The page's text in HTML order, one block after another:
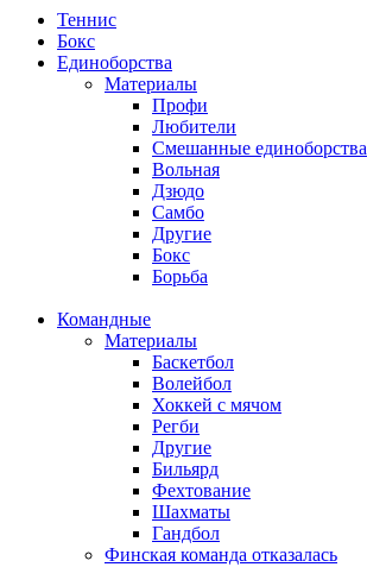
Теннис
Бокс
Единоборства
Материалы
Профи
Любители
Смешанные единоборства
Вольная
Дзюдо
Самбо
Другие
Бокс
Борьба
Командные
Материалы
Баскетбол
Волейбол
Хоккей с мячом
Регби
Другие
Бильярд
Фехтование
Шахматы
Гандбол
Финская команда отказалась